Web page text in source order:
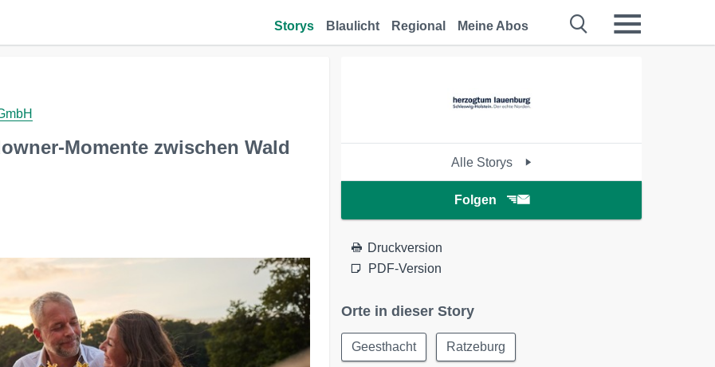
Storys Blaulicht Regional Meine Abos
Momente zwischen Wald
Alle Storys
Folgen
Druckversion
PDF-Version
Orte in dieser Story
Geesthacht Ratzeburg